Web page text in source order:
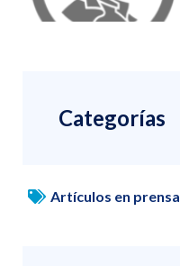
Categorías
Artículos en prensa